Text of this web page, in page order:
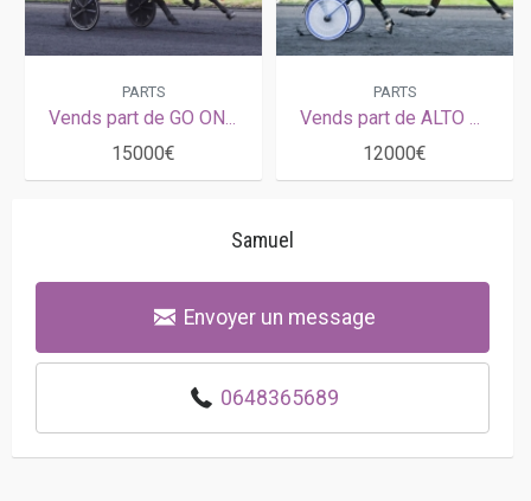
PARTS
Vends part de GO ON BOY (Password - Balginette par Hasting)
15000€
PARTS
Vends part de ALTO DE VIETTE (Ready Cash - Mini Ceinture par Dahir de Prélong) avec saillie 2026
12000€
Samuel
Envoyer un message
0648365689